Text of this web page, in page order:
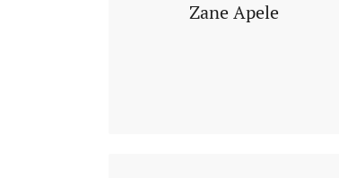
Zane Apele